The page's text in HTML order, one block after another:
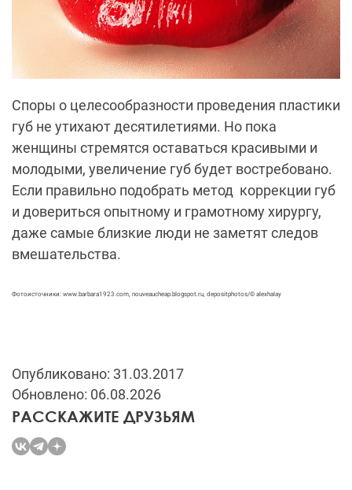
Споры о целесообразности проведения пластики
губ не утихают десятилетиями. Но пока
женщины стремятся оставаться красивыми и
молодыми, увеличение губ будет востребовано.
Если правильно подобрать метод коррекции губ
и довериться опытному и грамотному хирургу,
даже самые близкие люди не заметят следов
вмешательства.
Фотоисточники: www.barbara1923.com, nouveaucheap.blogspot.ru, depositphotos/© alexhalay
Опубликовано: 31.03.2017
Обновлено: 06.08.2026
РАССКАЖИТЕ ДРУЗЬЯМ